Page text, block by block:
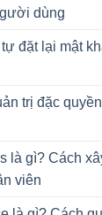
dùng
đặt lại mật
trị đặc
là gì? Cách
viên